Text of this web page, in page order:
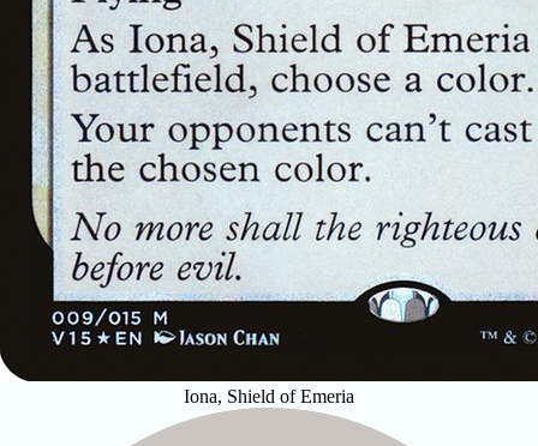
Iona, Shield of Emeria